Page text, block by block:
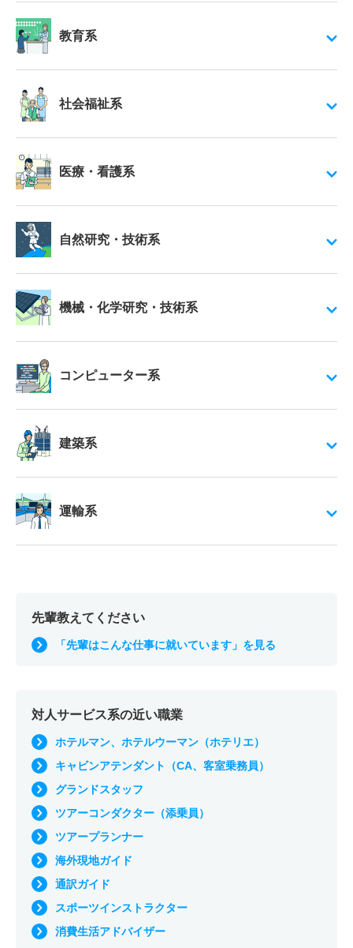
教育系
社会福祉系
医療・看護系
自然研究・技術系
機械・化学研究・技術系
コンピューター系
建築系
運輸系
先輩教えてください
「先輩はこんな仕事に就いています」を見る
対人サービス系の近い職業
ホテルマン、ホテルウーマン（ホテリエ）
キャビンアテンダント（CA、客室乗務員）
グランドスタッフ
ツアーコンダクター（添乗員）
ツアープランナー
海外現地ガイド
通訳ガイド
スポーツインストラクター
消費生活アドバイザー